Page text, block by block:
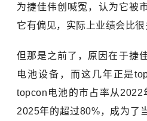
为捷佳伟创喊冤，认为它被
它有偏见，实际上业绩会比很
但那是之前了，原因在于捷
电池设备，而这几年正是
topcon电池的市占率从2022
2025年的超过80%，成为了